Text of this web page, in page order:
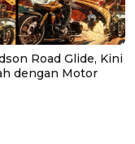
Road Glide, Kini
dengan Motor